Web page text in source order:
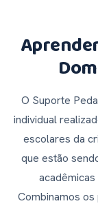
O Suporte
individual
escolares da
que estão
Combinamos